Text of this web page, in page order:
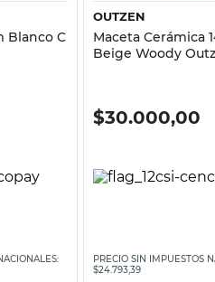
Blanco C
OUTZEN
Maceta Cerámica
Beige Woody
$30.000,00
PRECIO SIN IMPUESTOS
$24.793,39